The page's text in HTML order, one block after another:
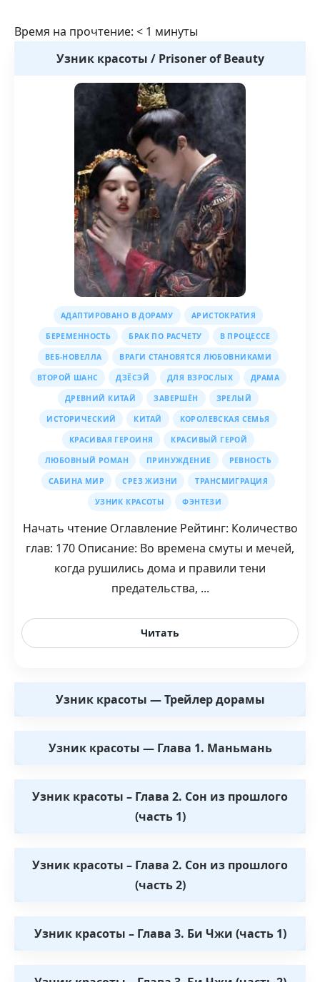
Время на прочтение: < 1 минуты
Узник красоты / Prisoner of Beauty
АДАПТИРОВАНО В ДОРАМУ АРИСТОКРАТИЯ
БЕРЕМЕННОСТЬ БРАК ПО РАСЧЕТУ В ПРОЦЕССЕ
ВЕБ-НОВЕЛЛА ВРАГИ СТАНОВЯТСЯ ЛЮБОВНИКАМИ
ВТОРОЙ ШАНС ДЗЁСЭЙ ДЛЯ ВЗРОСЛЫХ ДРАМА
ДРЕВНИЙ КИТАЙ ЗАВЕРШЁН ЗРЕЛЫЙ
ИСТОРИЧЕСКИЙ КИТАЙ КОРОЛЕВСКАЯ СЕМЬЯ
КРАСИВАЯ ГЕРОИНЯ КРАСИВЫЙ ГЕРОЙ
ЛЮБОВНЫЙ РОМАН ПРИНУЖДЕНИЕ РЕВНОСТЬ
САБИНА МИР СРЕЗ ЖИЗНИ ТРАНСМИГРАЦИЯ
УЗНИК КРАСОТЫ ФЭНТЕЗИ
Начать чтение Оглавление Рейтинг: Количество
глав: 170 Описание: Во времена смуты и мечей,
когда рушились дома и правили тени
предательства, ...
Читать
Узник красоты — Трейлер дорамы
Узник красоты — Глава 1. Маньмань
Узник красоты – Глава 2. Сон из прошлого
(часть 1)
Узник красоты – Глава 2. Сон из прошлого
(часть 2)
Узник красоты – Глава 3. Би Чжи (часть 1)